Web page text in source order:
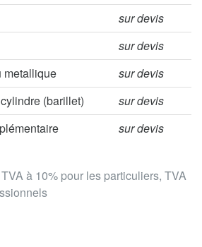
à 10% pour les particuliers, TVA
sur devis
sur devis
metallique
sur devis
(barillet)
sur devis
sur devis